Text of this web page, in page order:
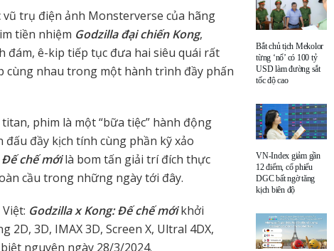
trụ điện ảnh Monsterverse của hãng
tiền nhiệm Godzilla đại chiến Kong,
ê-kip tiếp tục đưa hai siêu quái rất
cùng nhau trong một hành trình đầy phấn
phim là một “bữa tiệc” hành động
đầy kịch tính cùng phần kỹ xảo
chế mớilà bom tấn giải trí đích thực
cầu trong những ngày tới đây.
Godzilla x Kong: Đế chế mớikhởi
2D, 3D, IMAX 3D, Screen X, Ultral 4DX,
nguyên ngày 28/3/2024.
Bắt chủ tịch Mekolor
từng ‘nổ’ có 100 tỷ
USD làm đường sắt
tốc độ cao
VN-Index giảm gần
12 điểm, cổ phiếu
DGC bất ngờ tăng
kịch biên độ